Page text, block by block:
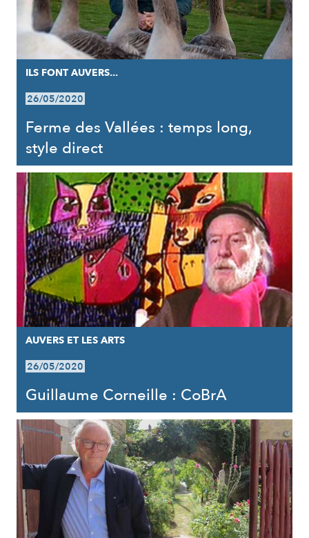
ILS FONT AUVERS...
26/05/2020
Ferme des Vallées : temps long,
style direct
AUVERS ET LES ARTS
26/05/2020
Guillaume Corneille : CoBrA